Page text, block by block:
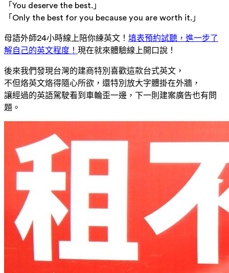
「You deserve the best.」
「Only the best for you because you are worth it.」
母語外師24小時線上陪你練英文！ 填表預約試聽，進一步了
解自己的英文程度！ 現在就來體驗線上開口說！
後來我們發現台灣的建商特別喜歡這款台式英文，
不但烙英文烙得隨心所欲，還特別放大字體掛在外牆，
讓經過的英語駕駛看到車輪歪一邊，下一則建案廣告也有問
題。